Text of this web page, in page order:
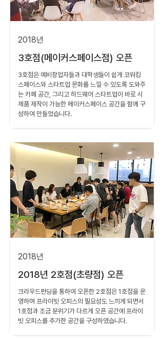
2018년
3호점(메이커스페이스점) 오픈
3호점은 예비창업자들과 대학생들이 쉽게 코워킹
스페이스와 스타트업 문화를 느낄 수 있도록 도와주
는 카페 공간, 그리고 하드웨어 스타트업이 바로 시
제품 제작이 가능한 메이커스페이스 공간을 함께 구
성하여 만들었습니다.
2018년
2018년 2호점(초량점) 오픈
크라우드펀딩을 통하여 오픈한 2호점은 1호점을 운
영하며 프라이빗 오피스의 필요성도 느끼게 되면서
1호점과 조금 분위기가 다르게 오픈 공간에 프라이
빗 오피스를 추가한 공간을 구성하였습니다.